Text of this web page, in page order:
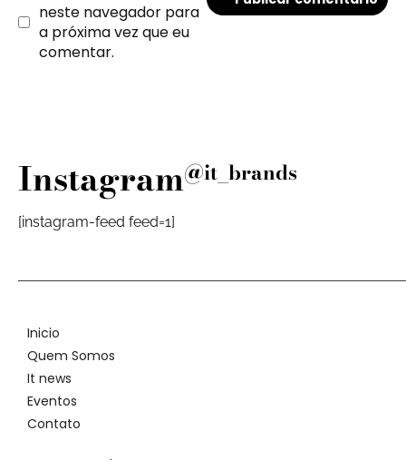
neste navegador para
a próxima vez que eu
comentar.
Instagram@it_brands
[instagram-feed feed=1]
Inicio
Quem Somos
It news
Eventos
Contato